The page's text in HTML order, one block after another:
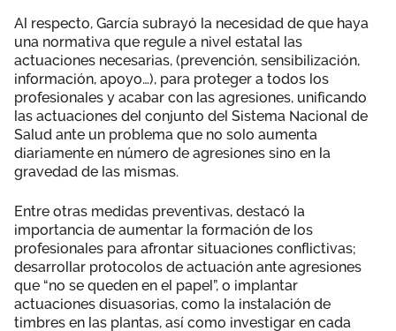
Al respecto, García subrayó la necesidad de que haya
una normativa que regule a nivel estatal las
actuaciones necesarias, (prevención, sensibilización,
información, apoyo…), para proteger a todos los
profesionales y acabar con las agresiones, unificando
las actuaciones del conjunto del Sistema Nacional de
Salud ante un problema que no solo aumenta
diariamente en número de agresiones sino en la
gravedad de las mismas.
Entre otras medidas preventivas, destacó la
importancia de aumentar la formación de los
profesionales para afrontar situaciones conflictivas;
desarrollar protocolos de actuación ante agresiones
que “no se queden en el papel”, o implantar
actuaciones disuasorias, como la instalación de
timbres en las plantas, así como investigar en cada